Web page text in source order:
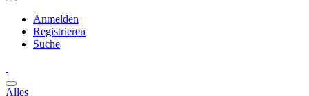
Anmelden
Registrieren
Suche
Alles